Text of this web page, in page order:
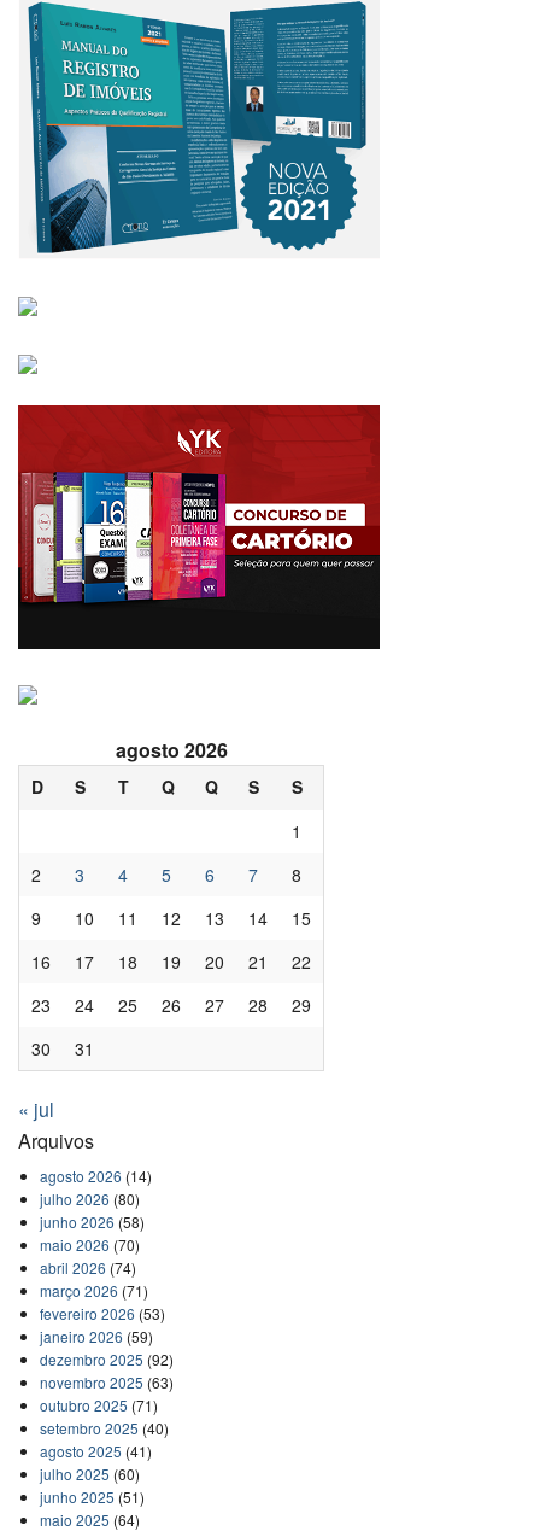
agosto 2026
D S T Q Q S
S
1
2
3 4 5 6 7
8
9
10 11 12 13 14
15
16
17 18 19 20 21
22
23
24 25 26 27 28
29
30
31
« jul
Arquivos
agosto 2026 (14)
julho 2026 (80)
junho 2026 (58)
maio 2026 (70)
abril 2026 (74)
março 2026 (71)
fevereiro 2026 (53)
janeiro 2026 (59)
dezembro 2025 (92)
novembro 2025 (63)
outubro 2025 (71)
setembro 2025 (40)
agosto 2025 (41)
julho 2025 (60)
junho 2025 (51)
maio 2025 (64)